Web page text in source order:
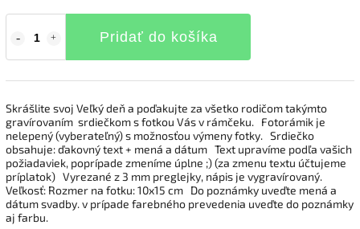
Pridať do košíka
Skrášlite svoj Veľký deň a poďakujte za všetko rodičom takýmto
gravírovaním srdiečkom s fotkou Vás v rámčeku. Fotorámik je
nelepený (vyberateľný) s možnosťou výmeny fotky. Srdiečko
obsahuje: ďakovný text + mená a dátum Text upravíme podľa vašich
požiadaviek, poprípade zmeníme úplne ;) (za zmenu textu účtujeme
príplatok) Vyrezané z 3 mm preglejky, nápis je vygravírovaný.
Veľkosť: Rozmer na fotku: 10x15 cm Do poznámky uveďte mená a
dátum svadby. v prípade farebného prevedenia uveďte do poznámky
aj farbu.